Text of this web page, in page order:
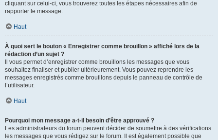
cliquant sur celui-ci, vous trouverez toutes les étapes nécessaires afin de
rapporter le message.
Haut
À quoi sert le bouton « Enregistrer comme brouillon » affiché lors de la
rédaction d’un sujet ?
Il vous permet d’enregistrer comme brouillons les messages que vous
souhaitez finaliser et publier ultérieurement. Vous pouvez reprendre les
messages enregistrés comme brouillons depuis le panneau de contrôle de
l’utilisateur.
Haut
Pourquoi mon message a-t-il besoin d’être approuvé ?
Les administrateurs du forum peuvent décider de soumettre à des vérifications
les messages que vous rédigez sur le forum. Il est également possible que